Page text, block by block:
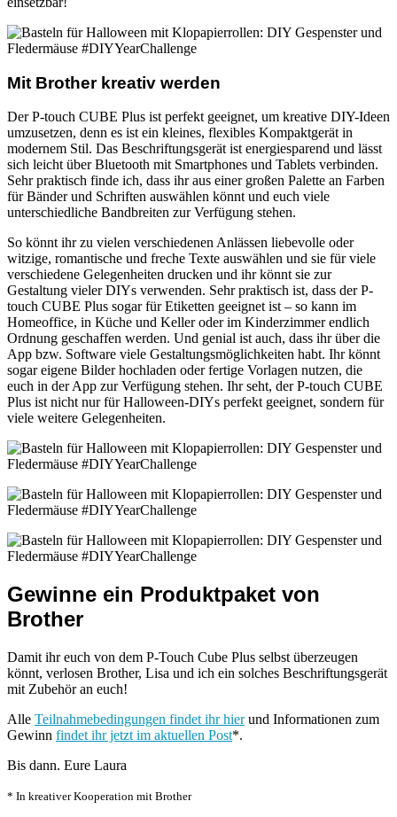
Mit Brother kreativ werden
Der P-touch CUBE Plus ist perfekt geeignet, um kreative DIY-Ideen
umzusetzen, denn es ist ein kleines, flexibles Kompaktgerät in
modernem Stil. Das Beschriftungsgerät ist energiesparend und lässt
sich leicht über Bluetooth mit Smartphones und Tablets verbinden.
Sehr praktisch finde ich, dass ihr aus einer großen Palette an Farben
für Bänder und Schriften auswählen könnt und euch viele
unterschiedliche Bandbreiten zur Verfügung stehen.
So könnt ihr zu vielen verschiedenen Anlässen liebevolle oder
witzige, romantische und freche Texte auswählen und sie für viele
verschiedene Gelegenheiten drucken und ihr könnt sie zur
Gestaltung vieler DIYs verwenden. Sehr praktisch ist, dass der P-
touch CUBE Plus sogar für Etiketten geeignet ist – so kann im
Homeoffice, in Küche und Keller oder im Kinderzimmer endlich
Ordnung geschaffen werden. Und genial ist auch, dass ihr über die
App bzw. Software viele Gestaltungsmöglichkeiten habt. Ihr könnt
sogar eigene Bilder hochladen oder fertige Vorlagen nutzen, die
euch in der App zur Verfügung stehen. Ihr seht, der P-touch CUBE
Plus ist nicht nur für Halloween-DIYs perfekt geeignet, sondern für
viele weitere Gelegenheiten.
Gewinne ein Produktpaket von
Brother
Damit ihr euch von dem P-Touch Cube Plus selbst überzeugen
könnt, verlosen Brother, Lisa und ich ein solches Beschriftungsgerät
mit Zubehör an euch!
Alle Teilnahmebedingungen findet ihr hierund Informationen zum
Gewinn findet ihr jetzt im aktuellen Post*.
Bis dann. Eure Laura
* In kreativer Kooperation mit Brother